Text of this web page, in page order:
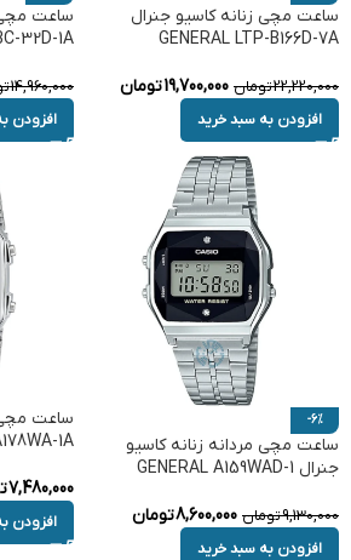
ساعت مچی زنانه کاسیو جنرال
GENERAL LTP-B166D-7A
22,220,000تومان 19,700,000تومان
افزودن به سبد خرید
ساعت مچی
32D-1A
14,960,000
افزودن
-6%
ساعت مچی مردانه زنانه کاسیو
جنرال GENERAL A159WAD-1
9,130,000تومان 8,600,000تومان
افزودن به سبد خرید
ساعت مچی
1A
7,480,000
افزودن